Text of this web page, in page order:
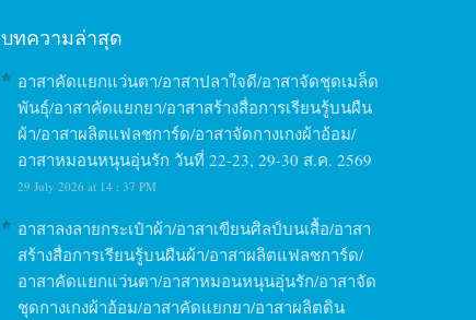
บทความล่าสุด
อาสาคัดแยกแว่นตา/อาสาปลาใจดี/อาสาจัดชุดเมล็ด
พันธุ์/อาสาคัดแยกยา/อาสาสร้างสื่อการเรียนรู้บนผืน
ผ้า/อาสาผลิตแฟลชการ์ด/อาสาจัดกางเกงผ้าอ้อม/
อาสาหมอนหนุนอุ่นรัก วันที่ 22-23, 29-30 ส.ค. 2569
29 July 2026 at 14 : 37 PM
อาสาลงลายกระเป๋าผ้า/อาสาเขียนศิลป์บนเสื้อ/อาสา
สร้างสื่อการเรียนรู้บนผืนผ้า/อาสาผลิตแฟลชการ์ด/
อาสาคัดแยกแว่นตา/อาสาหมอนหนุนอุ่นรัก/อาสาจัด
ชุดกางเกงผ้าอ้อม/อาสาคัดแยกยา/อาสาผลิตดิน